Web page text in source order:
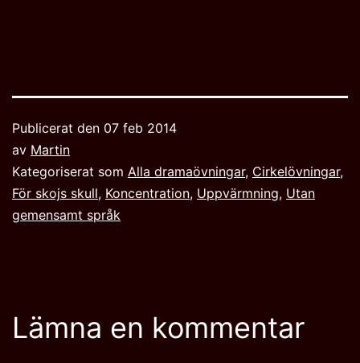
Publicerat den 07 feb 2014
av Martin
Kategoriserat som Alla dramaövningar, Cirkelövningar,
För skojs skull, Koncentration, Uppvärmning, Utan
gemensamt språk
Lämna en kommentar